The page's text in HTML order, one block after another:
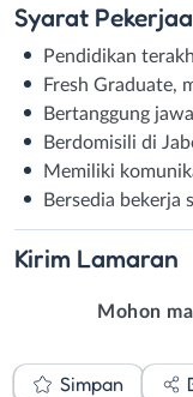
Syarat
Pendidikan
Fresh Graduate,
Bertanggung
Berdomisili di
Memiliki
Bersedia bekerja
Kirim Lamaran
Mohon
Simpan